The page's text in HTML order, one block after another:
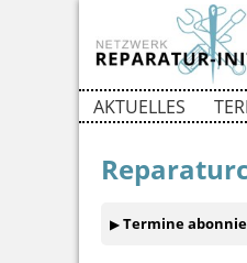
AKTUELLES
Termine